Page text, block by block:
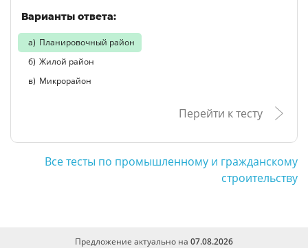
Варианты ответа:
Планировочный район
Жилой район
Микрорайон
Перейти к тесту
Все тесты по промышленному и гражданскому
строительству
Предложение актуально на 07.08.2026